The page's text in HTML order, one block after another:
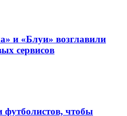
и «Блуи» возглавили
сервисов
чтобы